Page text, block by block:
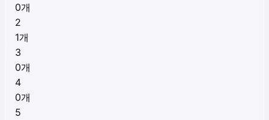
0개
2
1개
3
0개
4
0개
5